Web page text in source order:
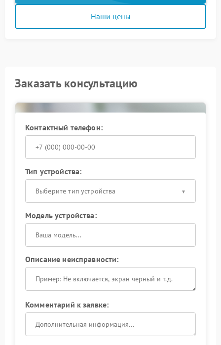
Наши цены
Заказать консультацию
Контактный телефон:
Тип устройства:
Выберите тип устройства
Модель устройства:
Описание неисправности:
Комментарий к заявке: